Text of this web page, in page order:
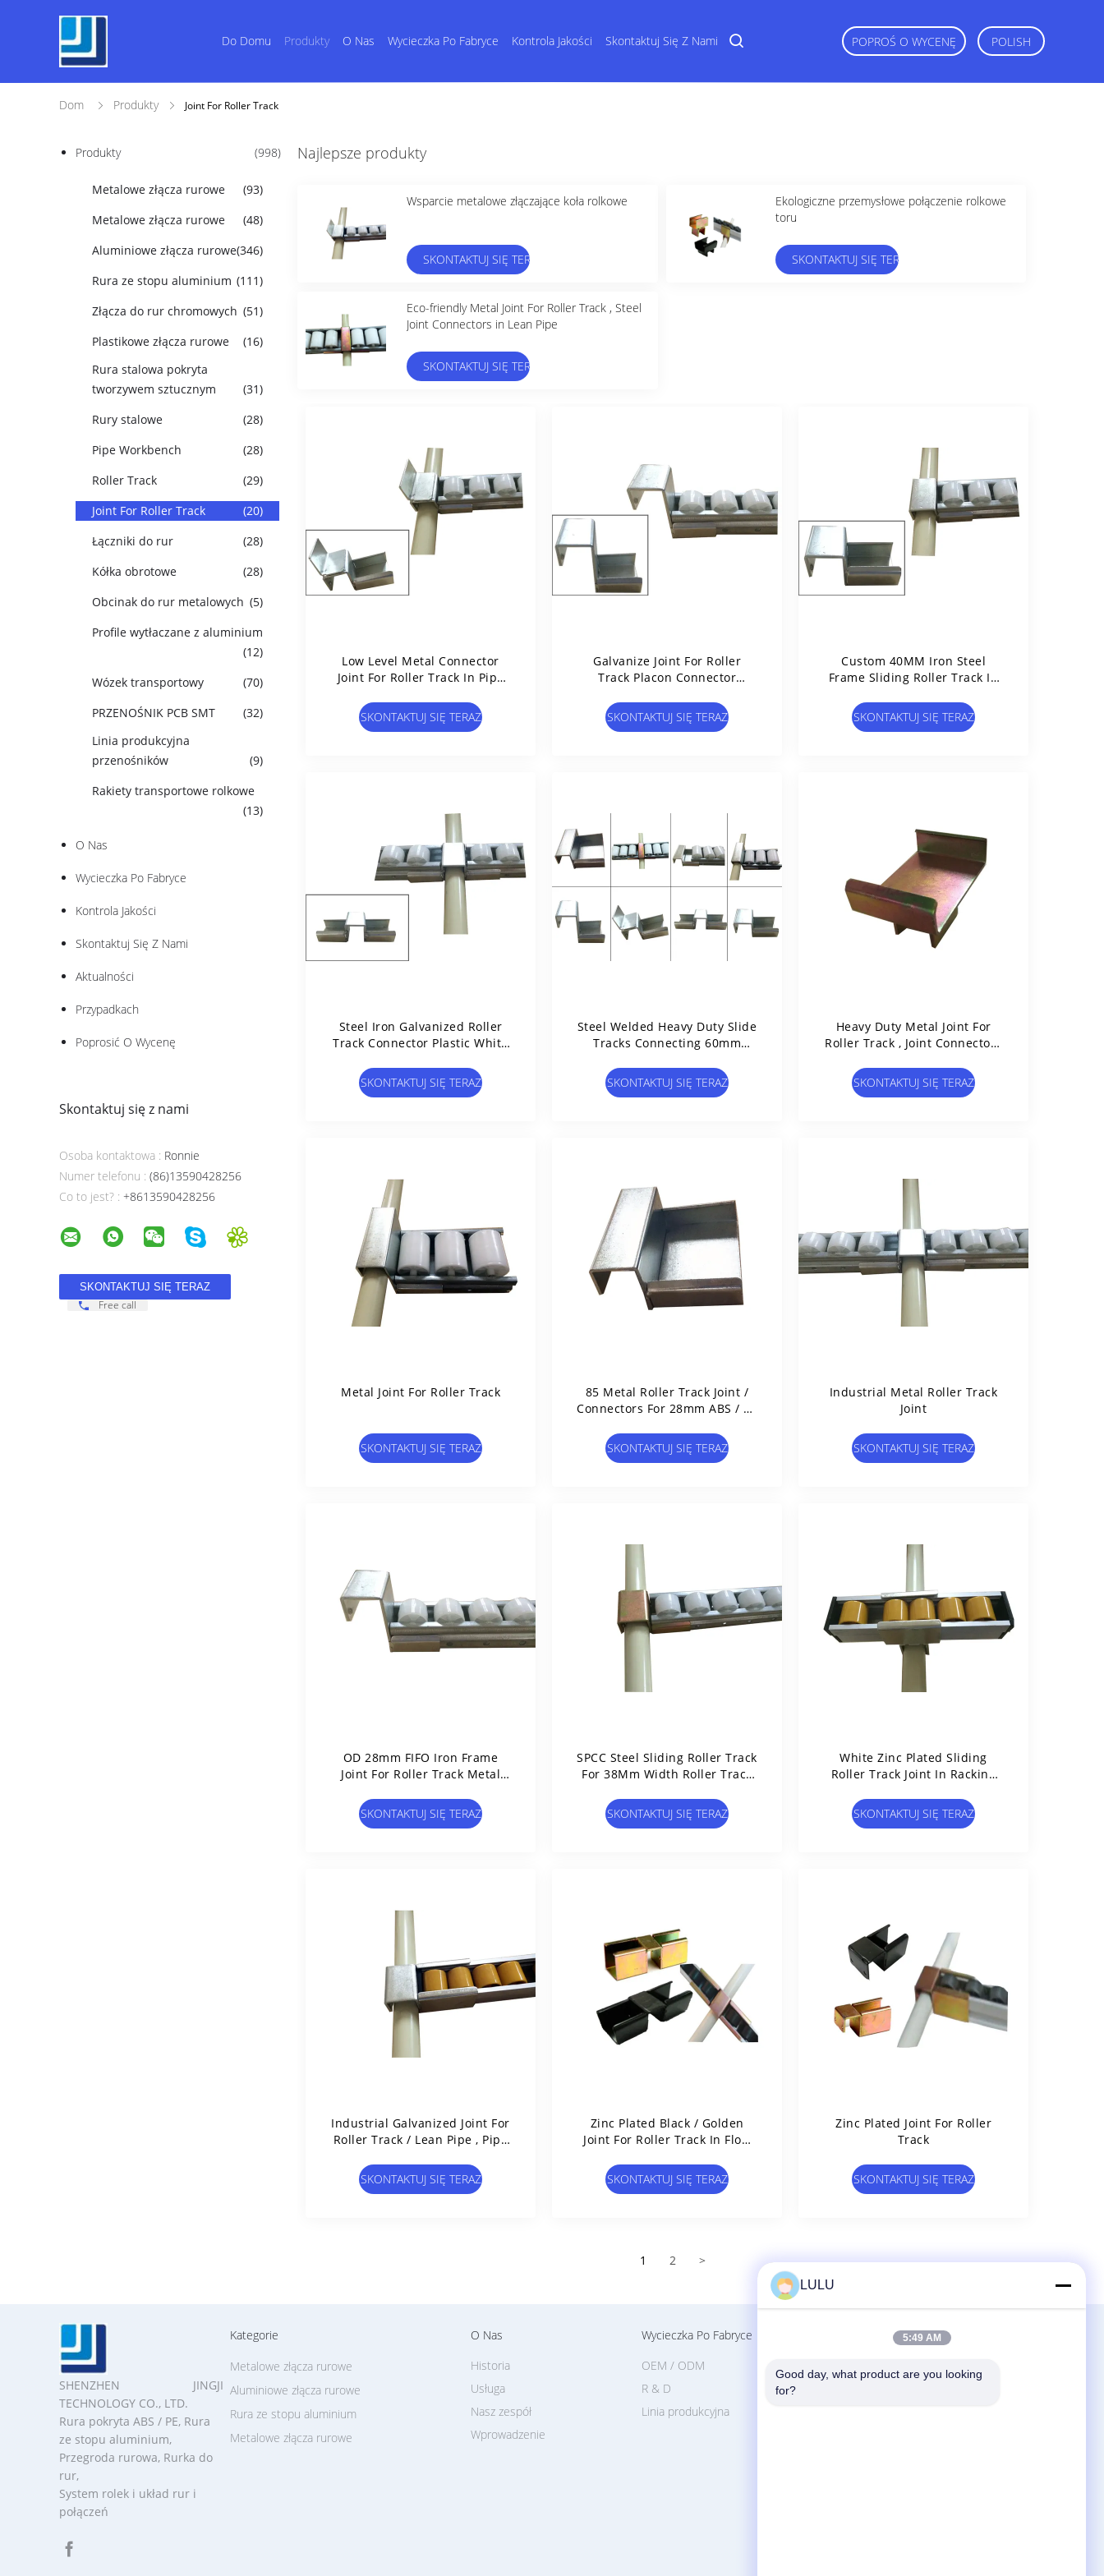
Do Domu Produkty O Nas Wycieczka Po Fabryce Kontrola Jakości Skontaktuj Się Z Nami POPROŚ O WYCENĘ POLISH
Dom Produkty Joint For Roller Track
Produkty (998)
Metalowe złącza rurowe
(93)
Metalowe złącza rurowe
(48)
Aluminiowe złącza rurowe(346)
Rura ze stopu aluminium (111)
Złącza do rur chromowych (51)
Plastikowe złącza rurowe
(16)
Rura stalowa pokryta
tworzywem sztucznym
(31)
Rury stalowe
(28)
Pipe Workbench
(28)
Roller Track
(29)
Joint For Roller Track
(20)
Łączniki do rur
(28)
Kółka obrotowe
(28)
Obcinak do rur metalowych (5)
Profile wytłaczane z aluminium
(12)
Wózek transportowy
(70)
PRZENOŚNIK PCB SMT
(32)
Linia produkcyjna
przenośników
(9)
Rakiety transportowe rolkowe
(13)
O Nas
Wycieczka Po Fabryce
Kontrola Jakości
Skontaktuj Się Z Nami
Aktualności
Przypadkach
Poprosić O Wycenę
Skontaktuj się z nami
Osoba kontaktowa : Ronnie
Numer telefonu : (86)13590428256
Co to jest? : +8613590428256
Free call
Najlepsze produkty
Wsparcie metalowe złączające koła rolkowe
SKONTAKTUJ SIĘ TERAZ
Ekologiczne przemysłowe połączenie rolkowe
toru
SKONTAKTUJ SIĘ TERAZ
Eco-friendly Metal Joint For Roller Track , Steel
Joint Connectors in Lean Pipe
SKONTAKTUJ SIĘ TERAZ
Low Level Metal Connector
Joint For Roller Track In Pipe
SKONTAKTUJ SIĘ TERAZ
Galvanize Joint For Roller
Track Placon Connector
Material
SKONTAKTUJ SIĘ TERAZ
Custom 40MM Iron Steel
Frame Sliding Roller Track In
SKONTAKTUJ SIĘ TERAZ
Steel Iron Galvanized Roller
Track Connector Plastic White
SKONTAKTUJ SIĘ TERAZ
Steel Welded Heavy Duty Slide
Tracks Connecting 60mm
SKONTAKTUJ SIĘ TERAZ
Heavy Duty Metal Joint For
Roller Track , Joint Connectors
SKONTAKTUJ SIĘ TERAZ
Metal Joint For Roller Track
SKONTAKTUJ SIĘ TERAZ
85 Metal Roller Track Joint /
Connectors For 28mm ABS / PE
SKONTAKTUJ SIĘ TERAZ
Industrial Metal Roller Track
Joint
SKONTAKTUJ SIĘ TERAZ
OD 28mm FIFO Iron Frame
Joint For Roller Track Metal
SKONTAKTUJ SIĘ TERAZ
SPCC Steel Sliding Roller Track
For 38Mm Width Roller Track
SKONTAKTUJ SIĘ TERAZ
White Zinc Plated Sliding
Roller Track Joint In Racking
SKONTAKTUJ SIĘ TERAZ
Industrial Galvanized Joint For
Roller Track / Lean Pipe , Pipe
SKONTAKTUJ SIĘ TERAZ
Zinc Plated Black / Golden
Joint For Roller Track In Flow
SKONTAKTUJ SIĘ TERAZ
Zinc Plated Joint For Roller
Track
SKONTAKTUJ SIĘ TERAZ
1 2 >
SHENZHEN JINGJI
TECHNOLOGY CO., LTD.
Rura pokryta ABS / PE, Rura
ze stopu aluminium,
Przegroda rurowa, Rurka do
rur,
System rolek i układ rur i
połączeń
Kategorie
Metalowe złącza rurowe
Metalowe złącza rurowe
Aluminiowe złącza rurowe
Rura ze stopu aluminium
O Nas
Wprowadzenie
Historia
Usługa
Nasz zespół
Wycieczka Po Fabryce
Linia produkcyjna
OEM / ODM
R & D
Skontaktuj Się Z Nami
LULU
5:49 AM
Good day, what product are you looking
for?